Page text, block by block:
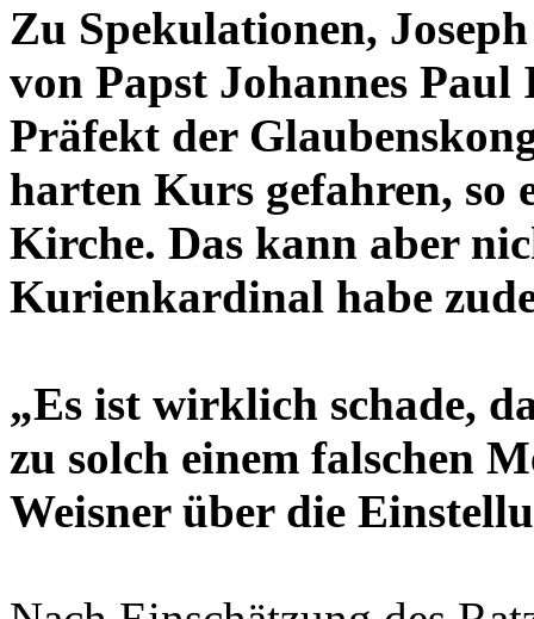
Zu Spekulationen,
von Papst Johannes Paul
Präfekt der
harten Kurs gefahren,
Kirche. Das kann aber
Kurienkardinal habe
„Es ist wirklich schade,
zu solch einem falschen
Weisner über die